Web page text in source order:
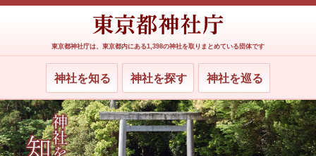
東京都神社庁は、東京都内にある1,398の神社を取りまとめている団体です
神社を知る 神社を探す 神社を巡る